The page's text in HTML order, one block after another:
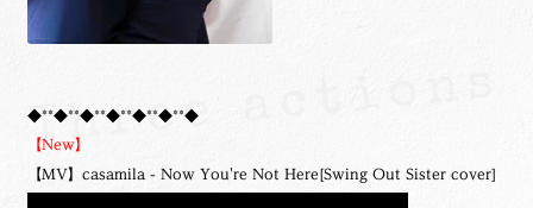
◆**◆**◆**◆**◆**◆**◆
【New】
【MV】casamila - Now You're Not Here[Swing Out Sister cover]